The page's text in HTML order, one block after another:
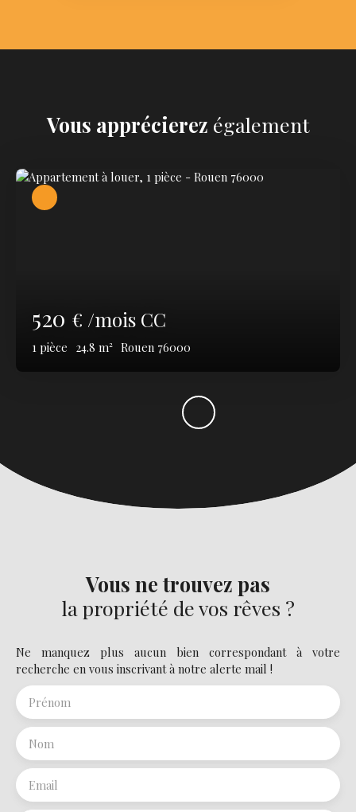
Vous apprécierez également
520 € /mois CC
1 pièce 24.8 m² Rouen 76000
Vous ne trouvez pas
la propriété de vos rêves ?
Ne manquez plus aucun bien correspondant à votre
recherche en vous inscrivant à notre alerte mail !
Prénom
Nom
Email